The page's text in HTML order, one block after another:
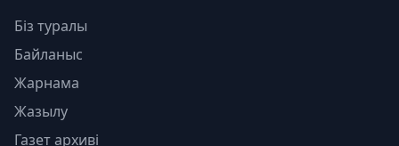
Біз туралы
Байланыс
Жарнама
Жазылу
Газет архиві